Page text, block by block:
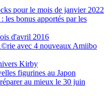
pour le mois de janvier 2022
bonus apportés par les
d'avril 2016
avec 4 nouveaux Amiibo
Kirby
figurines au Japon
au mieux le 30 juin